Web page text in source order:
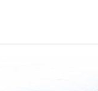
借自研成套工艺、全